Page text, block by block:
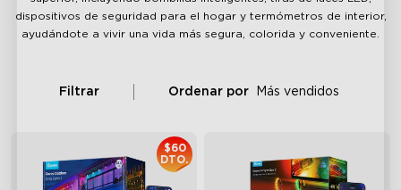
dispositivos de seguridad para el hogar y termómetros de interior,
ayudándote a vivir una vida más segura, colorida y conveniente.
Filtrar Ordenar por Más vendidos
$60
DTO.